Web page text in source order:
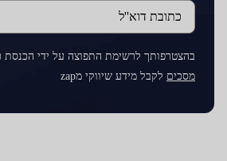
כתובת דוא''ל
בהצטרפותך לרשימת התפוצה על ידי הכנסת
מסכים לקבל מידע שיווקי מzap